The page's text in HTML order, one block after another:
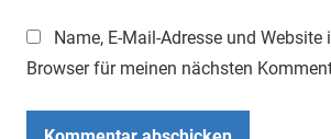
Name, E-Mail-Adresse und Website
Browser für meinen nächsten